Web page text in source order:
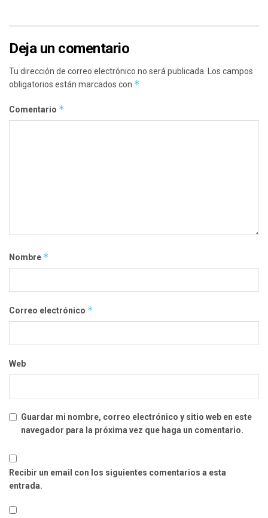
Deja un comentario
Tu dirección de correo electrónico no será publicada.
Los campos
obligatorios están marcados con *
Comentario *
Nombre *
Correo electrónico *
Web
Guardar mi nombre, correo electrónico y sitio web en este
navegador para la próxima vez que haga un comentario.
Recibir un email con los siguientes comentarios a esta
entrada.